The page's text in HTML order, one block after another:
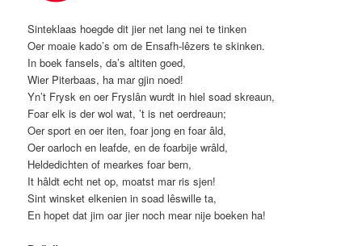
Sinteklaas hoegde dit jier net lang nei te tinken
Oer moaie kado’s om de Ensafh-lêzers te skinken.
In boek fansels, da’s altiten goed,
Wier Piterbaas, ha mar gjin noed!
Yn’t Frysk en oer Fryslân wurdt in hiel soad skreaun,
Foar elk is der wol wat, ’t is net oerdreaun;
Oer sport en oer iten, foar jong en foar âld,
Oer oarloch en leafde, en de foarbije wrâld,
Heldedichten of mearkes foar bern,
It hâldt echt net op, moatst mar ris sjen!
Sint winsket elkenien in soad lêswille ta,
En hopet dat jim oar jier noch mear nije boeken ha!